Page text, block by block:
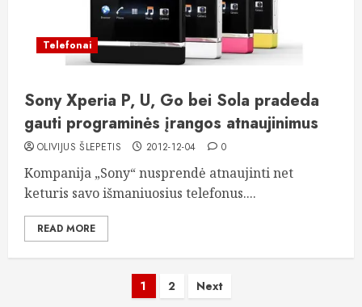
Telefonai
Sony Xperia P, U, Go bei Sola pradeda
gauti programinės įrangos atnaujinimus
OLIVIJUS ŠLEPETIS 2012-12-04 0
Kompanija „Sony“ nusprendė atnaujinti net
keturis savo išmaniuosius telefonus....
READ MORE
Įrašų
1 2 Next